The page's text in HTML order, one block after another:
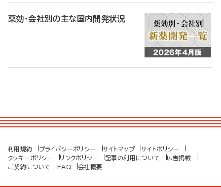
薬効・会社別の主な国内開発状況
利用規約 プライバシーポリシー サイトマップ
サイトポリシー
クッキーポリシー
リンクポリシー 記事の利用について
広告掲載
ご契約について
FAQ 会社概要